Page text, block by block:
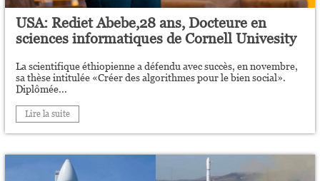
USA: Rediet Abebe,28 ans, Docteure en
sciences informatiques de Cornell Univesity
La scientifique éthiopienne a défendu avec succès, en novembre,
sa thèse intitulée «Créer des algorithmes pour le bien social».
Diplômée...
Lire la suite